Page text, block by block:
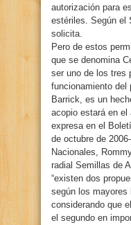
autorización para
estériles. Según el
solicita.
Pero de estos
que se denomina
ser uno de los tres
funcionamiento del
Barrick, es un
acopio estará en el
expresa en el
de octubre de
Nacionales,
radial Semillas de
“existen dos
según los mayores
considerando que
el segundo en